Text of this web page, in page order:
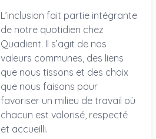
L’inclusion fait partie intégrante
de notre quotidien chez
Quadient. Il s’agit de nos
valeurs communes, des liens
que nous tissons et des choix
que nous faisons pour
favoriser un milieu de travail où
chacun est valorisé, respecté
et accueilli.